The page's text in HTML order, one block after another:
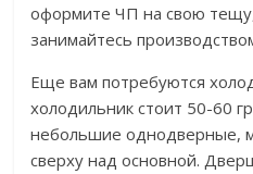
оформите ЧП на свою тещу,
занимайтесь
Еще вам потребуются
холодильник стоит 50-60
небольшие однодверные,
сверху над основной.